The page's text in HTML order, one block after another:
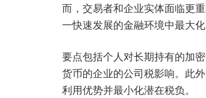
而，交易者和企业实体面临更
一快速发展的金融环境中最大
要点包括个人对长期持有的加
货币的企业的公司税影响。此
利用优势并最小化潜在税负。